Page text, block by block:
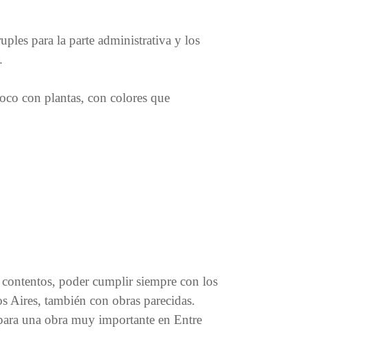
para la parte administrativa y los
con plantas, con colores que
poder cumplir siempre con los
Aires, también con obras parecidas.
una obra muy importante en Entre